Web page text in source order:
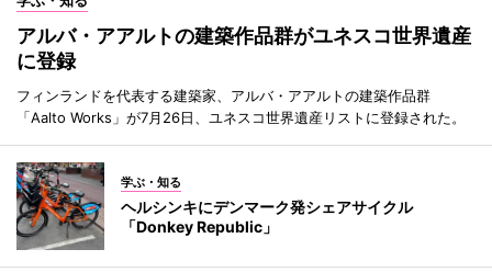
アルバ・アアルトの建築作品群がユネスコ世界遺産
に登録
フィンランドを代表する建築家、アルバ・アアルトの建築作品群
「Aalto Works」が7月26日、ユネスコ世界遺産リストに登録された。
学ぶ・知る
ヘルシンキにデンマーク発シェアサイクル
「Donkey Republic」